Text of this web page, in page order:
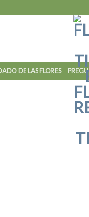
DE LAS FLORES